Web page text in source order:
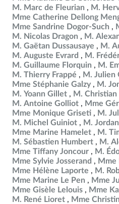
M. Marc de Fleurian
M.
Mme Catherine Dellong
Mme Sandrine Dogor-Such
M. Nicolas Dragon
M.
M. Gaëtan Dussausaye
M.
M. Auguste Evrard
M.
M. Guillaume Florquin
M.
M. Thierry Frappé
M. Julien
Mme Stéphanie Galzy
M.
M. Yoann Gillet
M. Christian
M. Antoine Golliot
Mme
Mme Monique Griseti
M.
M. Michel Guiniot
M.
Mme Marine Hamelet
M.
M. Sébastien Humbert
M.
Mme Tiffany Joncour
M.
Mme Sylvie Josserand
Mme
Mme Hélène Laporte
M.
Mme Marine Le Pen
Mme
Mme Gisèle Lelouis
Mme
M. René Lioret
Mme